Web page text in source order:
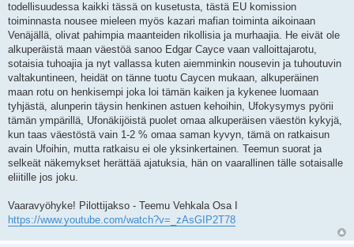
todellisuudessa kaikki tässä on kusetusta, tästä EU komission
toiminnasta nousee mieleen myös kazari mafian toiminta aikoinaan
Venäjällä, olivat pahimpia maanteiden rikollisia ja murhaajia. He eivät ole
alkuperäistä maan väestöä sanoo Edgar Cayce vaan valloittajarotu,
sotaisia tuhoajia ja nyt vallassa kuten aiemminkin nousevin ja tuhoutuvin
valtakuntineen, heidät on tänne tuotu Caycen mukaan, alkuperäinen
maan rotu on henkisempi joka loi tämän kaiken ja kykenee luomaan
tyhjästä, alunperin täysin henkinen astuen kehoihin, Ufokysymys pyörii
tämän ympärillä, Ufonäkijöistä puolet omaa alkuperäisen väestön kykyjä,
kun taas väestöstä vain 1-2 % omaa saman kyvyn, tämä on ratkaisun
avain Ufoihin, mutta ratkaisu ei ole yksinkertainen. Teemun suorat ja
selkeät näkemykset herättää ajatuksia, hän on vaarallinen tälle sotaisalle
eliitille jos joku.
Vaaravyöhyke! Pilottijakso - Teemu Vehkala Osa I
https://www.youtube.com/watch?v=_zAsGIP2T78